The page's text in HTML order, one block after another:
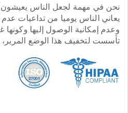
نحن في مهمة لجعل الناس يعيشون
يعاني الناس يوميا من تداعيات
وعدم إمكانية الوصول إليها
تأسست لتخفيف هذا الوضع المرير،